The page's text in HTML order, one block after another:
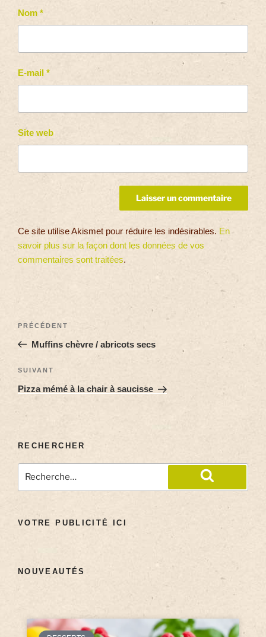
Nom *
E-mail *
Site web
Ce site utilise Akismet pour réduire les indésirables. En
savoir plus sur la façon dont les données de vos
commentaires sont traitées.
PRÉCÉDENT
Muffins chèvre / abricots secs
SUIVANT
Pizza mémé à la chair à saucisse
RECHERCHER
VOTRE PUBLICITÉ ICI
NOUVEAUTÉS